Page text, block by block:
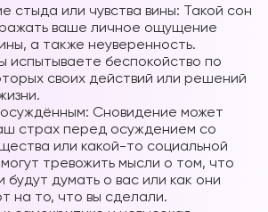
стыда или чувства вины: Такой сон
ваше личное ощущение
а также неуверенность.
испытываете беспокойство по
своих действий или решений
осуждённым: Сновидение может
страх перед осуждением со
или какой-то социальной
тревожить мысли о том, что
будут думать о вас или как они
на то, что вы сделали.